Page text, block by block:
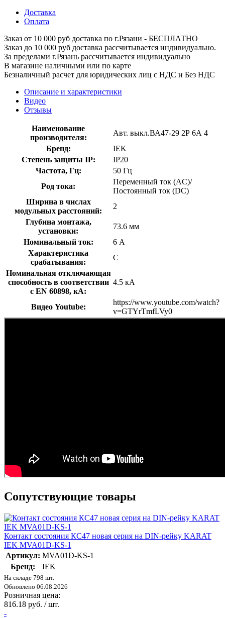
Доставка
Оплата
Заказ от 10 000 руб доставка по г.Рязани - БЕСПЛАТНО
Заказ до 10 000 руб доставка рассчитывается индивидуально.
За пределами г.Рязань рассчитывается индивидуально
В магазине наличными или по карте
Безналичный расчет для юридических лиц с НДС и Без НДС
Описание и характеристики
Видео
Отзывы
Наименование
производителя:
Авт. выкл.ВА47-29 2Р 6А 4
Бренд:
IEK
Степень защиты IP:
IP20
Частота, Гц:
50 Гц
Род тока:
Переменный ток (AC)/
Постоянный ток (DC)
Ширина в числах
модульных расстояний:
2
Глубина монтажа,
установки:
73.6 мм
Номинальный ток:
6 А
Характеристика
срабатывания:
C
Номинальная отключающая
способность в соответствии
с EN 60898, кА:
4.5 кА
Видео Youtube:
https://www.youtube.com/watch?
v=GTYrTmfLVy0
Сопутствующие товары
Контакт состояния КС47 новая серия на DIN-рейку KARAT
IEK MVA01D-KS-1
Артикул: MVA01D-KS-1
Бренд:
IEK
На складе 798 шт.
Обновлено 06.08.2026
Розничная цена:
816.18 руб. / шт.
-